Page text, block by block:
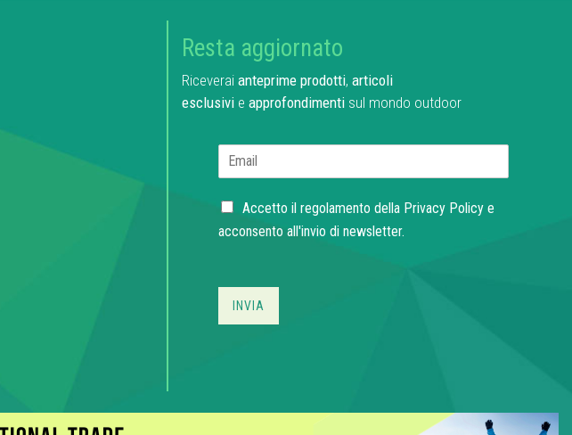
Resta aggiornato
Riceveraianteprime prodotti, articoli
esclusivie approfondimentisul mondo outdoor
*
C
e
b
x
Accetto il regolamento della Privacy Policye
acconsento all'invio di newsletter.
INVIA